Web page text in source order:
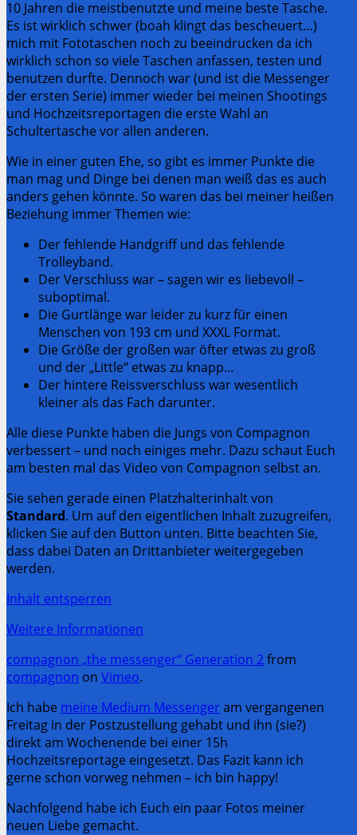
10 Jahren die meistbenutzte und meine beste Tasche.
Es ist wirklich schwer (boah klingt das bescheuert…)
mich mit Fototaschen noch zu beeindrucken da ich
wirklich schon so viele Taschen anfassen, testen und
benutzen durfte. Dennoch war (und ist die Messenger
der ersten Serie) immer wieder bei meinen Shootings
und Hochzeitsreportagen die erste Wahl an
Schultertasche vor allen anderen.
Wie in einer guten Ehe, so gibt es immer Punkte die
man mag und Dinge bei denen man weiß das es auch
anders gehen könnte. So waren das bei meiner heißen
Beziehung immer Themen wie:
Der fehlende Handgriff und das fehlende
Trolleyband.
Der Verschluss war – sagen wir es liebevoll –
suboptimal.
Die Gurtlänge war leider zu kurz für einen
Menschen von 193 cm und XXXL Format.
Die Größe der großen war öfter etwas zu groß
und der „Little“ etwas zu knapp…
Der hintere Reissverschluss war wesentlich
kleiner als das Fach darunter.
Alle diese Punkte haben die Jungs von Compagnon
verbessert – und noch einiges mehr. Dazu schaut Euch
am besten mal das Video von Compagnon selbst an.
Sie sehen gerade einen Platzhalterinhalt von
Standard. Um auf den eigentlichen Inhalt zuzugreifen,
klicken Sie auf den Button unten. Bitte beachten Sie,
dass dabei Daten an Drittanbieter weitergegeben
werden.
Inhalt entsperren
Weitere Informationen
compagnon „the messenger“ Generation 2from
compagnon on Vimeo.
Ich habe meine Medium Messenger am vergangenen
Freitag in der Postzustellung gehabt und ihn (sie?)
direkt am Wochenende bei einer 15h
Hochzeitsreportage eingesetzt. Das Fazit kann ich
gerne schon vorweg nehmen – ich bin happy!
Nachfolgend habe ich Euch ein paar Fotos meiner
neuen Liebe gemacht.